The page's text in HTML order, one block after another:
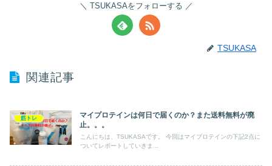
TSUKASAをフォローする
TSUKASA
関連記事
筋トレ
マイプロテインは何日で届くのか？また送料無料が廃
止。。。
こんにちは、TSUKASAです。 今回はマイプロテインの下記2点に
ついてレポートしていきま...